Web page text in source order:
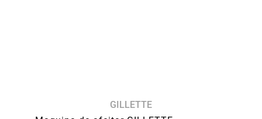
GILLETTE